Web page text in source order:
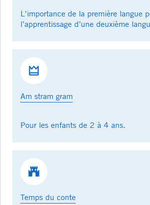
L'importance de la première langue
l’apprentissage d’une deuxième
Am stram gram
Pour les enfants de 2 à 4 ans.
Temps du conte